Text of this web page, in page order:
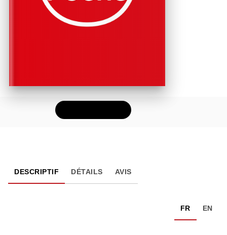
DESCRIPTIF DÉTAILS AVIS
FR EN